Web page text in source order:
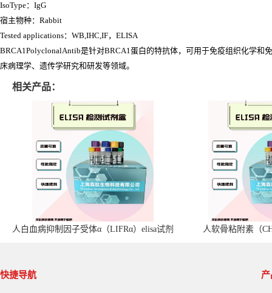
IsoType：IgG
宿主物种：Rabbit
Tested applications：WB,IHC,IF，ELISA
BRCA1PolyclonalAntib是针对BRCA1蛋白的特抗体，可用于免疫组织化学
床病理学、遗传学研究和研发等领域。
相关产品：
人白血病抑制因子受体α（LIFRα）elisa试剂
人软骨粘附素（
快捷导航